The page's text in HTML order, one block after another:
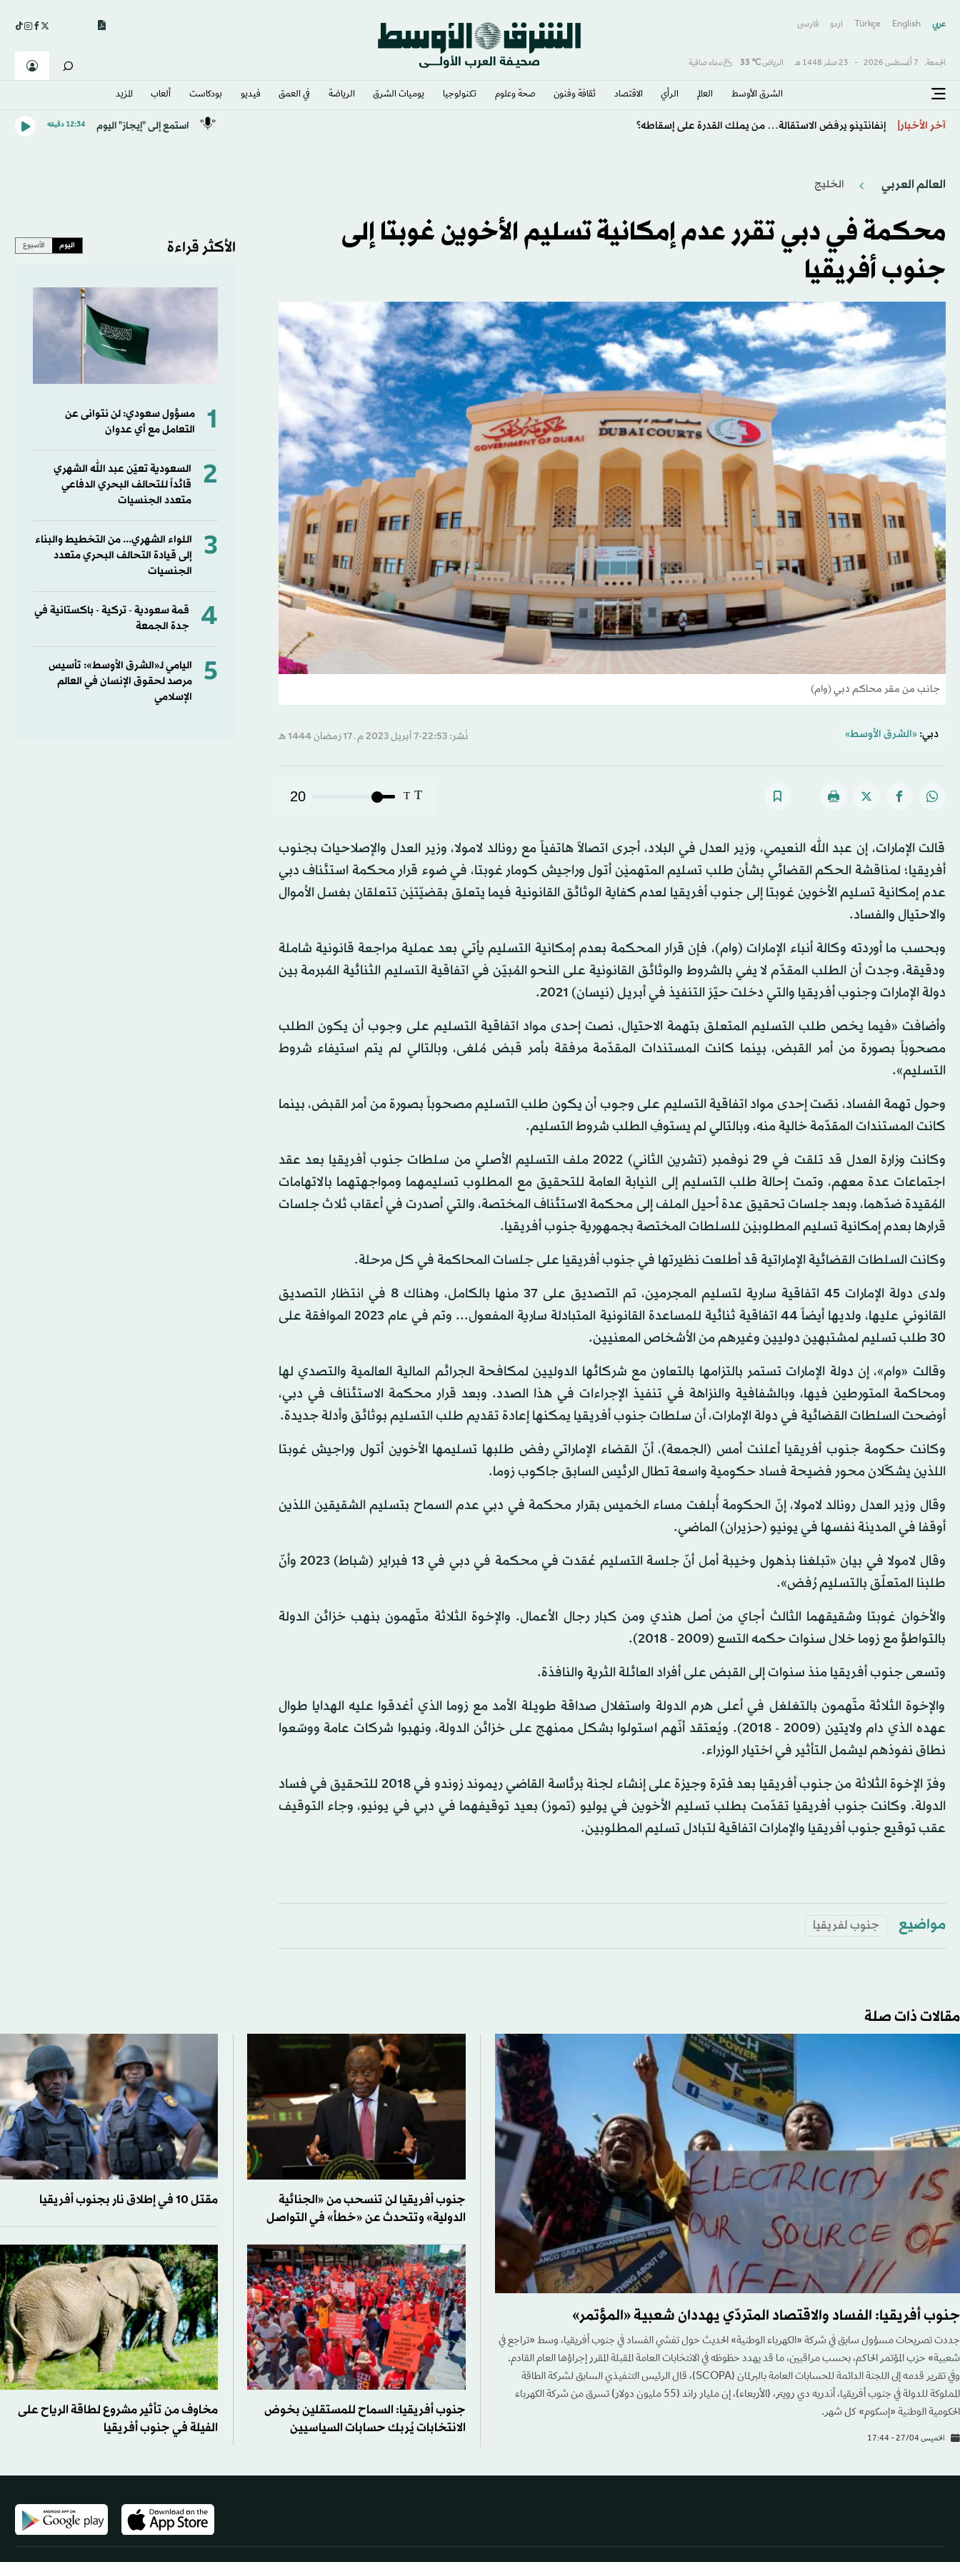
عربي English
Türkçe اردو فارسى
الجمعة, 7 أغسطس 2026 - 23 صفَر 1448 هـ الرياض℃
33 سماء صافية
الشرق الأوسط​ العالم الرأي الاقتصاد ثقافة وفنون صحة وعلوم تكنولوجيا يوميات الشرق​ الرياضة في العمق فيديو بودكاست ألعاب المزيد
آخر الأخبار طرابزون يكتب صفحة جديدة مع صلاح… استقبال أسطوري وشغف لا يوصف استمع إلى "إيجاز" اليوم 12:34 دقيقه
العالم العربي الخليج
محكمة في دبي تقرر عدم إمكانية تسليم الأخوين غوبتا إلى
جنوب أفريقيا
جانب من مقر محاكم دبي (وام)
دبي: «الشرق الأوسط» نُشر: 22:53-7 أبريل 2023 م ـ 17 رَمضان 1444 هـ
T
T
20
قالت الإمارات، إن عبد الله النعيمي، وزير العدل في البلاد، أجرى اتصالاً هاتفياً مع رونالد لامولا، وزير العدل والإصلاحيات بجنوب
أفريقيا؛ لمناقشة الحكم القضائي بشأن طلب تسليم المتهميْن أتول وراجيش كومار غوبتا، في ضوء قرار محكمة استئناف دبي
عدم إمكانية تسليم الأخوين غوبتا إلى جنوب أفريقيا لعدم كفاية الوثائق القانونية فيما يتعلق بقضيّتيْن تتعلقان بغسل الأموال
والاحتيال والفساد.
وبحسب ما أوردته وكالة أنباء الإمارات (وام)، فإن قرار المحكمة بعدم إمكانية التسليم يأتي بعد عملية مراجعة قانونية شاملة
ودقيقة، وجدت أن الطلب المقدّم لا يفي بالشروط والوثائق القانونية على النحو المُبيّن في اتفاقية التسليم الثنائية المُبرمة بين
دولة الإمارات وجنوب أفريقيا والتي دخلت حيّز التنفيذ في أبريل (نيسان) 2021.
وأضافت «فيما يخص طلب التسليم المتعلق بتهمة الاحتيال، نصت إحدى مواد اتفاقية التسليم على وجوب أن يكون الطلب
مصحوباً بصورة من أمر القبض، بينما كانت المستندات المقدّمة مرفقة بأمر قبض مُلغى، وبالتالي لم يتم استيفاء شروط
التسليم».
وحول تهمة الفساد، نصّت إحدى مواد اتفاقية التسليم على وجوب أن يكون طلب التسليم مصحوباً بصورة من أمر القبض، بينما
كانت المستندات المقدّمة خالية منه، وبالتالي لم يستوفِ الطلب شروط التسليم.
وكانت وزارة العدل قد تلقت في 29 نوفمبر (تشرين الثاني) 2022 ملف التسليم الأصلي من سلطات جنوب أفريقيا بعد عقد
اجتماعات عدة معهم، وتمت إحالة طلب التسليم إلى النيابة العامة للتحقيق مع المطلوب تسليمهما ومواجهتهما بالاتهامات
المُقيدة ضدّهما، وبعد جلسات تحقيق عدة أحيل الملف إلى محكمة الاستئناف المختصة، والتي أصدرت في أعقاب ثلاث جلسات
قرارها بعدم إمكانية تسليم المطلوبيْن للسلطات المختصة بجمهورية جنوب أفريقيا.
وكانت السلطات القضائية الإماراتية قد أطلعت نظيرتها في جنوب أفريقيا على جلسات المحاكمة في كل مرحلة.
ولدى دولة الإمارات 45 اتفاقية سارية لتسليم المجرمين، تم التصديق على 37 منها بالكامل، وهناك 8 في انتظار التصديق
القانوني عليها، ولديها أيضاً 44 اتفاقية ثنائية للمساعدة القانونية المتبادلة سارية المفعول... وتم في عام 2023 الموافقة على
30 طلب تسليم لمشتبهين دوليين وغيرهم من الأشخاص المعنيين.
وقالت «وام»، إن دولة الإمارات تستمر بالتزامها بالتعاون مع شركائها الدوليين لمكافحة الجرائم المالية العالمية والتصدي لها
ومحاكمة المتورطين فيها، وبالشفافية والنزاهة في تنفيذ الإجراءات في هذا الصدد. وبعد قرار محكمة الاستئناف في دبي،
أوضحت السلطات القضائية في دولة الإمارات، أن سلطات جنوب أفريقيا يمكنها إعادة تقديم طلب التسليم بوثائق وأدلة جديدة.
وكانت حكومة جنوب أفريقيا أعلنت أمس (الجمعة)، أنّ القضاء الإماراتي رفض طلبها تسليمها الأخوين أتول وراجيش غوبتا
اللذين يشكّلان محور فضيحة فساد حكومية واسعة تطال الرئيس السابق جاكوب زوما.
وقال وزير العدل رونالد لامولا، إنّ الحكومة أُبلغت مساء الخميس بقرار محكمة في دبي عدم السماح بتسليم الشقيقين اللذين
أوقفا في المدينة نفسها في يونيو (حزيران) الماضي.
وقال لامولا في بيان «تبلغنا بذهول وخيبة أمل أنّ جلسة التسليم عُقدت في محكمة في دبي في 13 فبراير (شباط) 2023 وأنّ
طلبنا المتعلّق بالتسليم رُفض».
والأخوان غوبتا وشقيقهما الثالث أجاي من أصل هندي ومن كبار رجال الأعمال. والإخوة الثلاثة متّهمون بنهب خزائن الدولة
بالتواطؤ مع زوما خلال سنوات حكمه التسع (2009 - 2018).
وتسعى جنوب أفريقيا منذ سنوات إلى القبض على أفراد العائلة الثرية والنافذة.
والإخوة الثلاثة متّهمون بالتغلغل في أعلى هرم الدولة واستغلال صداقة طويلة الأمد مع زوما الذي أغدقوا عليه الهدايا طوال
عهده الذي دام ولايتين (2009 - 2018). ويُعتقد أنّهم استولوا بشكل ممنهج على خزائن الدولة، ونهبوا شركات عامة ووسّعوا
نطاق نفوذهم ليشمل التأثير في اختيار الوزراء.
وفرّ الإخوة الثلاثة من جنوب أفريقيا بعد فترة وجيزة على إنشاء لجنة برئاسة القاضي ريموند زوندو في 2018 للتحقيق في فساد
الدولة. وكانت جنوب أفريقيا تقدّمت بطلب تسليم الأخوين في يوليو (تموز) بعيد توقيفهما في دبي في يونيو، وجاء التوقيف
عقب توقيع جنوب أفريقيا والإمارات اتفاقية لتبادل تسليم المطلوبين.
مواضيع جنوب لفريقيا
الأكثر قراءة اليوم الأسبوع
1
مسؤول سعودي: لن نتوانى عن
التعامل مع أي عدوان
2
السعودية تعيّن عبد الله الشهري
قائداً للتحالف البحري الدفاعي
متعدد الجنسيات
3
اللواء الشهري... من التخطيط والبناء
إلى قيادة التحالف البحري متعدد
الجنسيات
4
قمة سعودية - تركية - باكستانية في
جدة الجمعة
5
اليامي لـ«الشرق الأوسط»: تأسيس
مرصد لحقوق الإنسان في العالم
الإسلامي
مقالات ذات صلة
جنوب أفريقيا: الفساد والاقتصاد المتردّي يهددان شعبية «المؤتمر»
جددت تصريحات مسؤول سابق في شركة «الكهرباء الوطنية» الحديث حول تفشي الفساد في جنوب أفريقيا، وسط «تراجع في
شعبية» حزب المؤتمر الحاكم، بحسب مراقبين، ما قد يهدد حظوظه في الانتخابات العامة المقبلة المقرر إجراؤها العام القادم.
وفي تقرير قدمه إلى اللجنة الدائمة للحسابات العامة بالبرلمان (SCOPA)، قال الرئيس التنفيذي السابق لشركة الطاقة
المملوكة للدولة في جنوب أفريقيا، أندريه دي رويتر، (الأربعاء)، إن مليار راند (55 مليون دولار) تسرق من شركة الكهرباء
الحكومية الوطنية «إسكوم» كل شهر.
الخميس 27/04 - 17:44
جنوب أفريقيا لن تنسحب من «الجنائية
الدولية» وتتحدث عن «خطأ» في التواصل
مقتل 10 في إطلاق نار بجنوب أفريقيا
جنوب أفريقيا: السماح للمستقلين بخوض
الانتخابات يُربك حسابات السياسيين
مخاوف من تأثير مشروع لطاقة الرياح على
الفيلة في جنوب أفريقيا